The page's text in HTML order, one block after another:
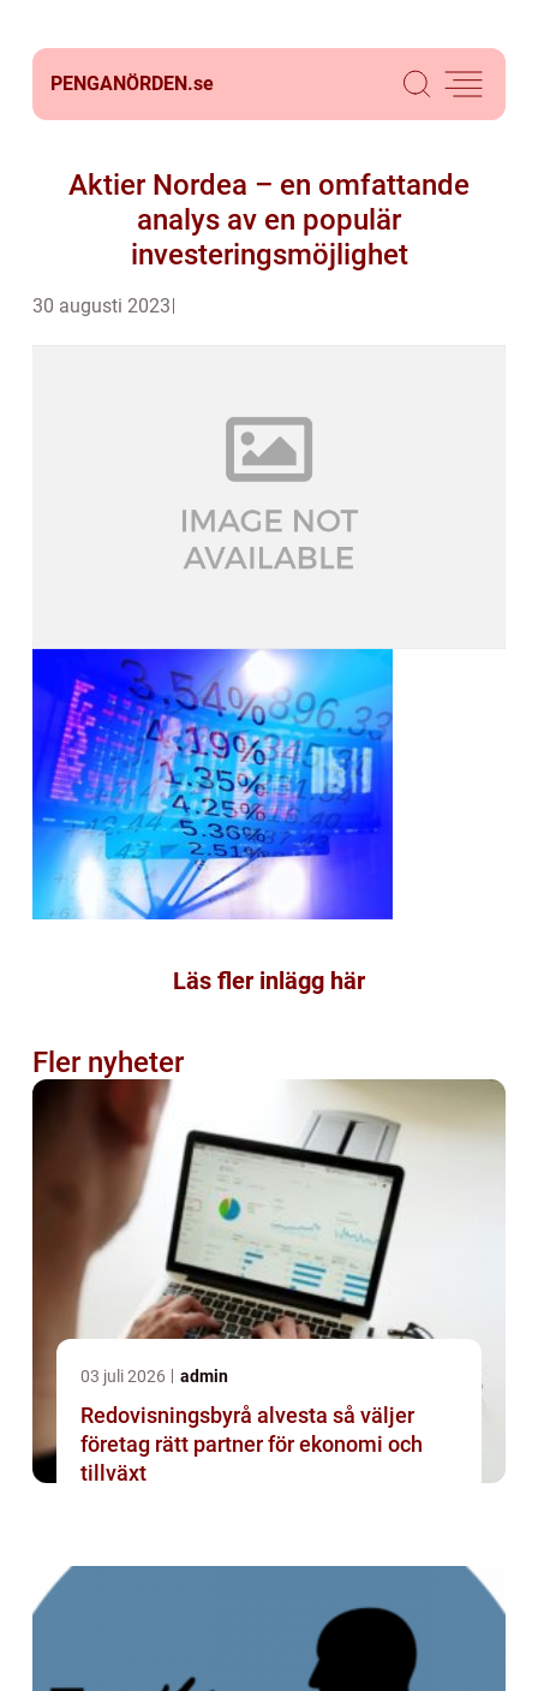
PENGANÖRDEN.se
Aktier Nordea – en omfattande
analys av en populär
investeringsmöjlighet
30 augusti 2023
Läs fler inlägg här
Fler nyheter
03 juli 2026 admin
Redovisningsbyrå alvesta så väljer
företag rätt partner för ekonomi och
tillväxt